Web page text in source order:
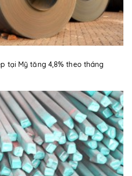
tại Mỹ tăng 4,8% theo tháng